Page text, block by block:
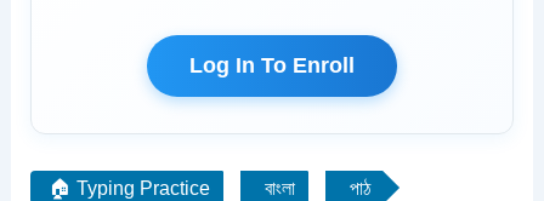
Log In To Enroll
🏠 Typing Practice বাংলা
পাঠ